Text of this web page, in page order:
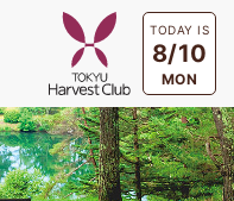
TODAY IS
8/10
MON